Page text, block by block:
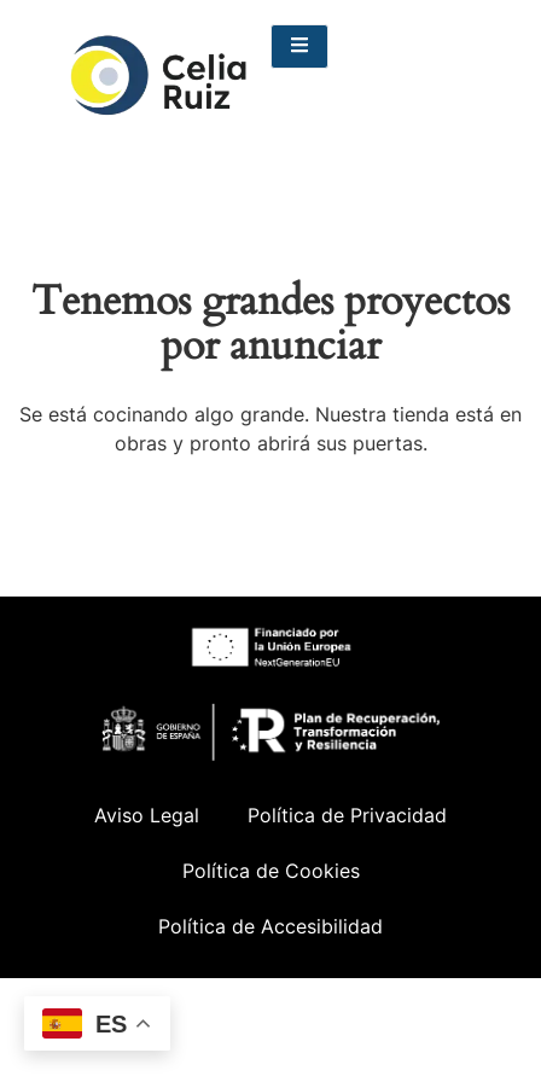
Tenemos grandes proyectos
por anunciar
Se está cocinando algo grande. Nuestra tienda está en
obras y pronto abrirá sus puertas.
Aviso Legal Política de Privacidad
Política de Cookies
Política de Accesibilidad
ES